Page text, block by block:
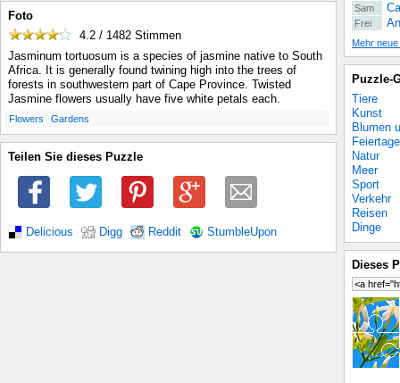
Foto
4.2 / 1482 Stimmen
Jasminum tortuosum is a species of jasmine native to South
Africa. It is generally found twining high into the trees of
forests in southwestern part of Cape Province. Twisted
Jasmine flowers usually have five white petals each.
Flowers Gardens
Teilen Sie dieses Puzzle
Delicious Digg Reddit StumbleUpon
Sam
Frei
Mehr
Puzzle-
Tiere
Kunst
Blumen
Feiertage
Natur
Meer
Sport
Verkehr
Reisen
Dinge
Dieses